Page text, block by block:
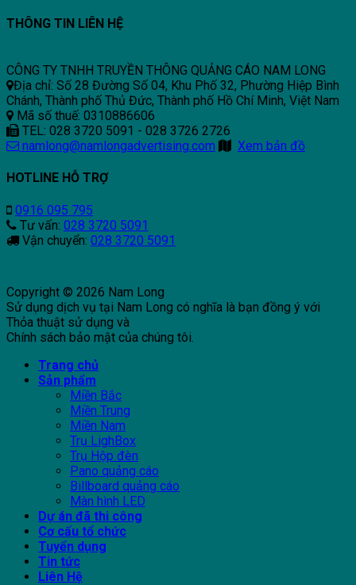
THÔNG TIN LIÊN HỆ
CÔNG TY TNHH TRUYỀN THÔNG QUẢNG CÁO NAM LONG
Địa chỉ: Số 28 Đường Số 04, Khu Phố 32, Phường Hiệp Bình
Chánh, Thành phố Thủ Đức, Thành phố Hồ Chí Minh, Việt Nam
Mã số thuế: 0310886606
TEL: 028 3720 5091 - 028 3726 2726
namlong@namlongadvertising.com
Xem bản đồ
HOTLINE HỖ TRỢ
0916 095 795
Tư vấn: 028 3720 5091
Vận chuyển: 028 3720 5091
Copyright © 2026 Nam Long
Sử dụng dịch vụ tại Nam Long có nghĩa là bạn đồng ý với
Thỏa thuật sử dụng và
Chính sách bảo mật của chúng tôi.
Trang chủ
Sản phẩm
Miền Bắc
Miền Trung
Miền Nam
Trụ LighBox
Trụ Hộp đèn
Pano quảng cáo
Billboard quảng cáo
Màn hình LED
Dự án đã thi công
Cơ cấu tổ chức
Tuyển dụng
Tin tức
Liên Hệ